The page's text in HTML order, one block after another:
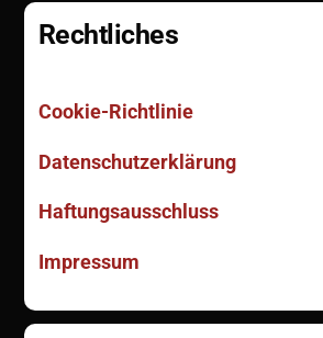
Rechtliches
Cookie-Richtlinie
Datenschutzerklärung
Haftungsausschluss
Impressum